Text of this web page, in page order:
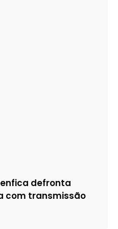
defronta
com transmissão